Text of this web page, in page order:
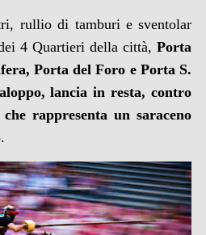
rullio di tamburi e sventolar
4 Quartieri della città,Porta
Porta del Foro e Porta S.
lancia in resta, contro
che rappresenta un saraceno
.